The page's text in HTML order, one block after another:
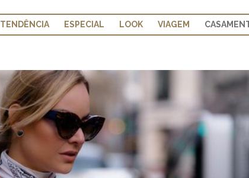
TENDÊNCIA ESPECIAL LOOK VIAGEM